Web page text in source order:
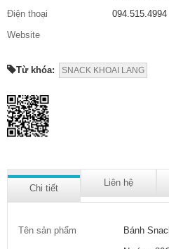
Điện thoại
094.515.4994
Website
Từ khóa: SNACK KHOAI LANG
Chi tiết
Liên hệ
Tên sản phẩm
Bánh